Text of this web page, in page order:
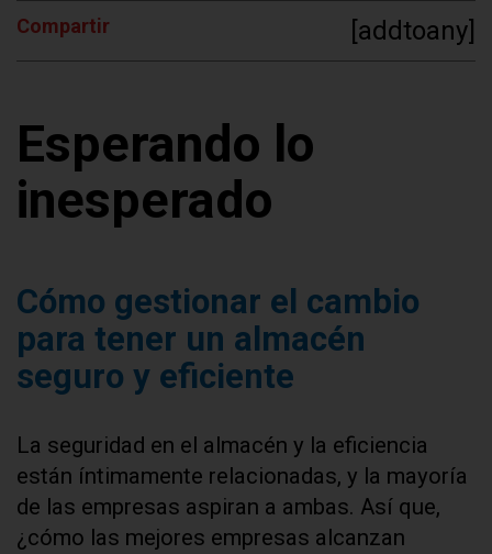
Compartir [addtoany]
Esperando lo
inesperado
Cómo gestionar el cambio
para tener un almacén
seguro y eficiente
La seguridad en el almacén y la eficiencia
están íntimamente relacionadas, y la mayoría
de las empresas aspiran a ambas. Así que,
¿cómo las mejores empresas alcanzan